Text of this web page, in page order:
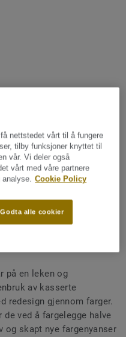
gir nytt liv
sett med
interiør med farger i
på en leken og
av kasserte
redesign gjennom farger.
ved å fargelegge halve
skapt nye fargenyanser
nettstedet vårt til å fungere
tilby funksjoner knyttet til
vår. Vi deler også
vårt med våre partnere
analyse. Cookie Policy
Godta alle cookier